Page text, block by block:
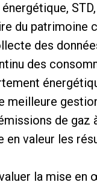
du patrimoine
des
des
meilleure
de gaz
valeur les
la mise en